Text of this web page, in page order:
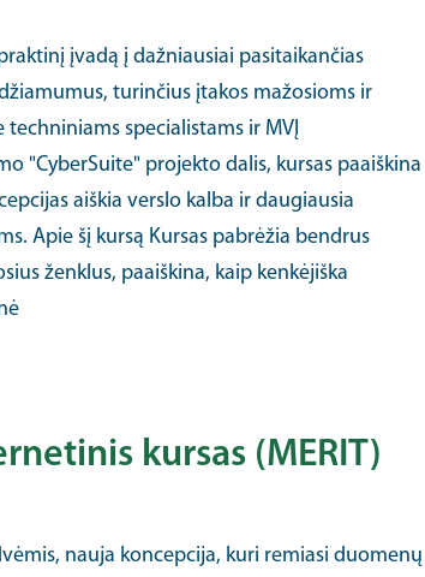
įvadą į dažniausiai pasitaikančias
turinčius įtakos mažosioms ir
specialistams ir MVĮ
"CyberSuite" projekto dalis, kursas paaiškina
aiškia verslo kalba ir daugiausia
Apie šį kursą Kursas pabrėžia bendrus
ženklus, paaiškina, kaip kenkėjiška
kursas (MERIT)
nauja koncepcija, kuri remiasi duomenų